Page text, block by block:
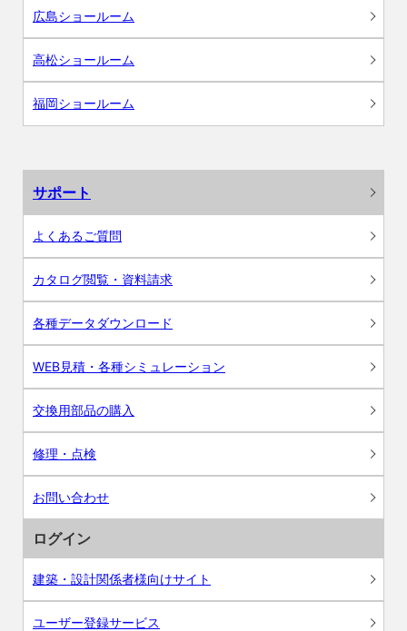
広島ショールーム
高松ショールーム
福岡ショールーム
サポート
よくあるご質問
カタログ閲覧・資料請求
各種データダウンロード
WEB見積・各種シミュレーション
交換用部品の購入
修理・点検
お問い合わせ
ログイン
建築・設計関係者様向けサイト
ユーザー登録サービス